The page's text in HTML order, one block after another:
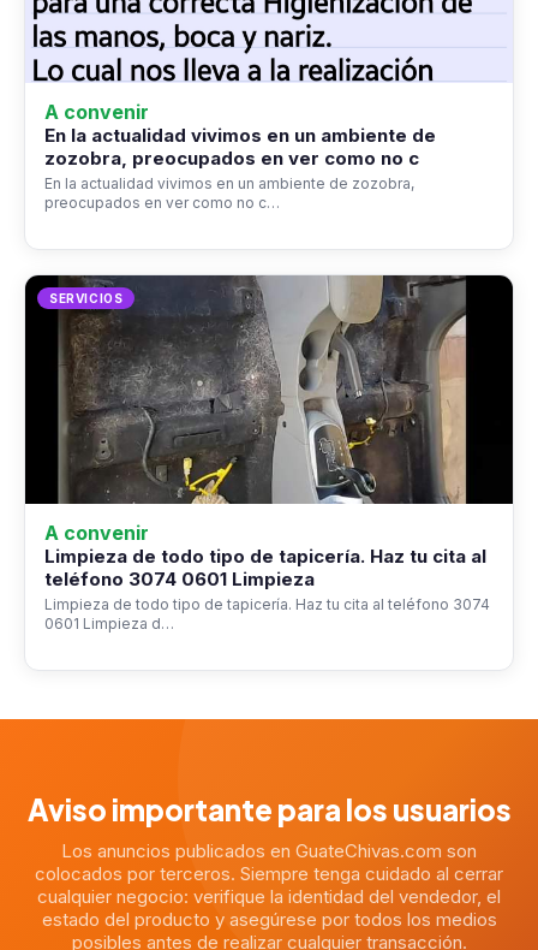
A convenir
En la actualidad vivimos en un ambiente de
zozobra, preocupados en ver como no c
En la actualidad vivimos en un ambiente de zozobra,
preocupados en ver como no c…
SERVICIOS
A convenir
Limpieza de todo tipo de tapicería. Haz tu cita al
teléfono 3074 0601 Limpieza
Limpieza de todo tipo de tapicería. Haz tu cita al teléfono 3074
0601 Limpieza d…
Aviso importante para los usuarios
Los anuncios publicados en GuateChivas.com son
colocados por terceros. Siempre tenga cuidado al cerrar
cualquier negocio: verifique la identidad del vendedor, el
estado del producto y asegúrese por todos los medios
posibles antes de realizar cualquier transacción.